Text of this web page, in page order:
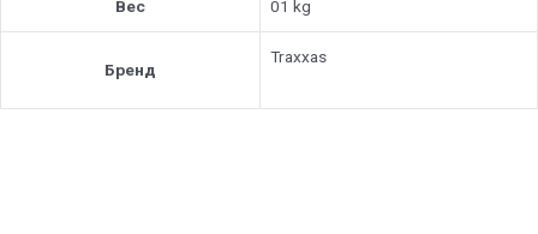
Вес 01 kg
Бренд
Traxxas